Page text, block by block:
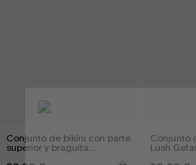
Conjunto de bikini con parte
superior y braguita
Conjunto
Lush